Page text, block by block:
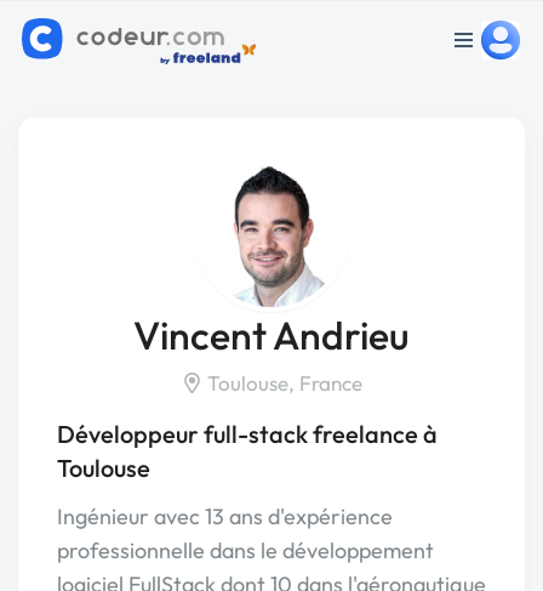
Vincent Andrieu
Toulouse, France
Développeur full-stack freelance à
Toulouse
Ingénieur avec 13 ans d'expérience
professionnelle dans le développement
logiciel FullStack dont 10 dans l'aéronautique